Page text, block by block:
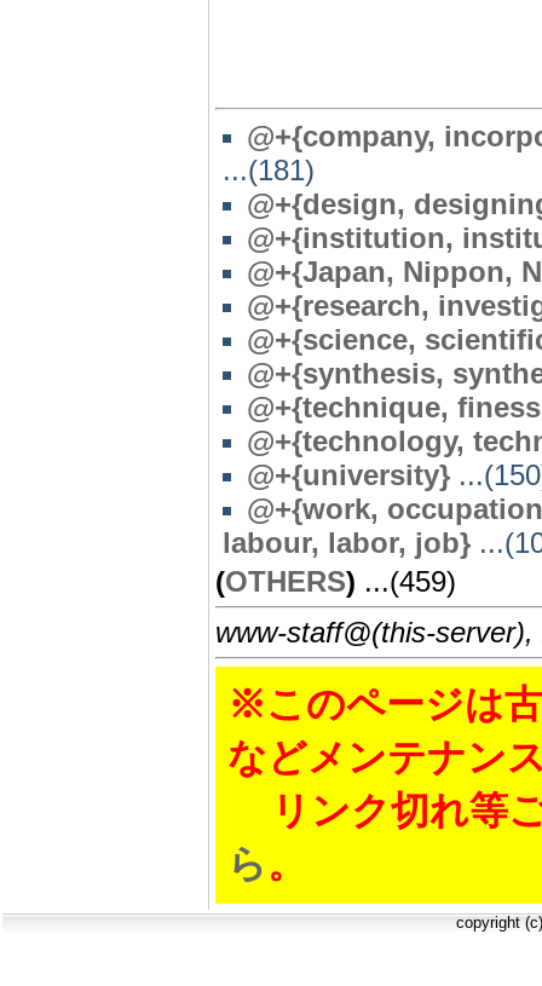
@+{company,
...(181)
@+{design,
@+{institution,
@+{Japan, Nippon,
@+{research,
@+{science,
@+{synthesis,
@+{technique,
@+{technology,
@+{university}
@+{work,
labour, labor, job}
(OTHERS) ...(459)
www-staff@(this-
※このページは
などメンテナン
リンク切れ等
ら。
copyright